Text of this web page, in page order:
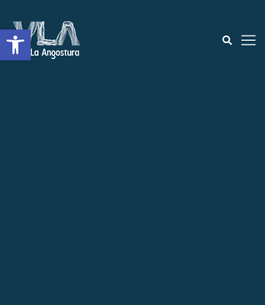
Open toolbar